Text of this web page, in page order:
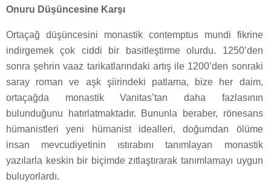
Onuru Düşüncesine Karşı
Ortaçağ düşüncesini monastik contemptus mundi fikrine
indirgemek çok ciddi bir basitleştirme olurdu. 1250’den
sonra şehrin vaaz tarikatlarındaki artış ile 1200’den sonraki
saray roman ve aşk şiirindeki patlama, bize her daim,
ortaçağda monastik Vanitas’tan daha fazlasının
bulunduğunu hatırlatmaktadır. Bununla beraber, rönesans
hümanistleri yeni hümanist idealleri, doğumdan ölüme
insan mevcudiyetinin ıstırabını tanımlayan monastik
yazılarla keskin bir biçimde zıtlaştırarak tanımlamayı uygun
buluyorlardı.